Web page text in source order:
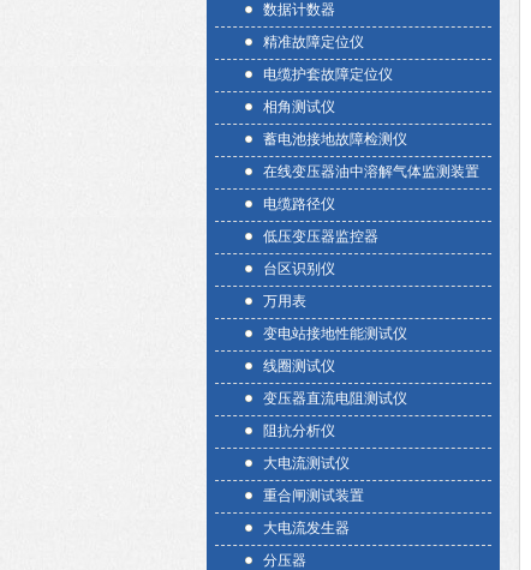
数据计数器
精准故障定位仪
电缆护套故障定位仪
相角测试仪
蓄电池接地故障检测仪
在线变压器油中溶解气体监测装置
电缆路径仪
低压变压器监控器
台区识别仪
万用表
变电站接地性能测试仪
线圈测试仪
变压器直流电阻测试仪
阻抗分析仪
大电流测试仪
重合闸测试装置
大电流发生器
分压器